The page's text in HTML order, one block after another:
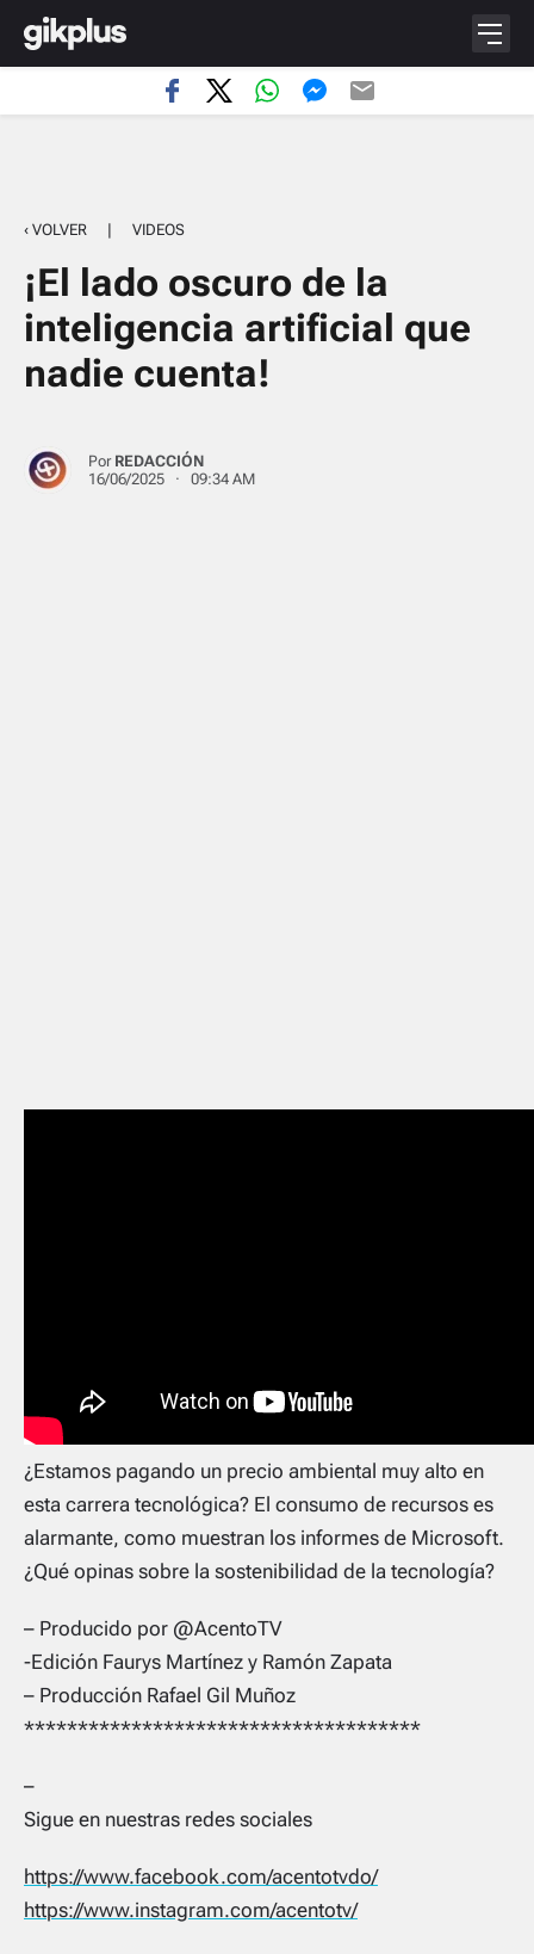
‹ VOLVER | VIDEOS
¡El lado oscuro de la
inteligencia artificial que
nadie cuenta!
Por REDACCIÓN
16/06/2025 · 09:34 AM
¿Estamos pagando un precio ambiental muy alto en
esta carrera tecnológica? El consumo de recursos es
alarmante, como muestran los informes de Microsoft.
¿Qué opinas sobre la sostenibilidad de la tecnología?
– Producido por @AcentoTV
-Edición Faurys Martínez y Ramón Zapata
– Producción Rafael Gil Muñoz
*************************************
–
Sigue en nuestras redes sociales
https://www.facebook.com/acentotvdo/
https://www.instagram.com/acentotv/